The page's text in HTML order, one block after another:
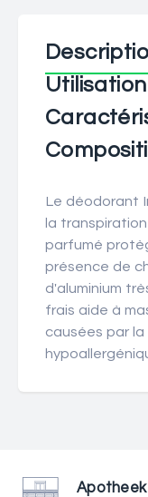
Utilisation
Le déodorant
la
parfumé
présence de
d'aluminium
frais aide à
causées par